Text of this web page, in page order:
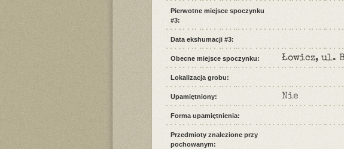
Pierwotne miejsce spoczynku
#3:
Data ekshumacji #3:
Obecne miejsce spoczynku: Łowicz, ul.
Lokalizacja grobu:
Upamiętniony: Nie
Forma upamiętnienia:
Przedmioty znalezione przy
pochowanym: